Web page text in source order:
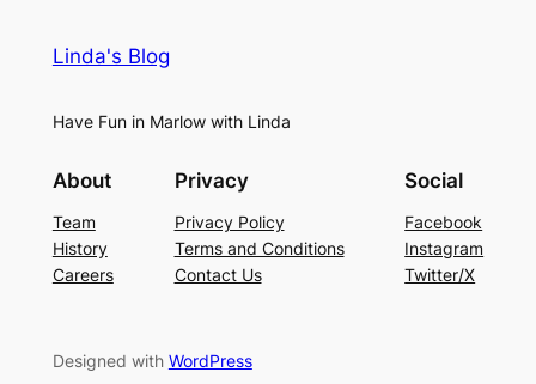
Linda's Blog
Have Fun in Marlow with Linda
About
Team
History
Careers
Privacy
Privacy Policy
Terms and Conditions
Contact Us
Social
Facebook
Instagram
Twitter/X
Designed with WordPress